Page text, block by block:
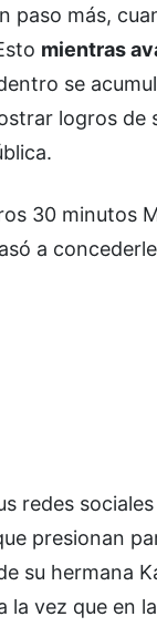
paso más,
mientras
se
logros de
30 minutos
a
redes
presionan
su hermana
la vez que en